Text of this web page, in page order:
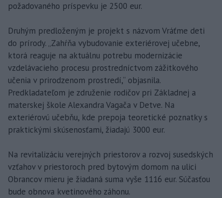
požadovaného príspevku je 2500 eur.
Druhým predloženým je projekt s názvom Vráťme deti
do prírody. „Zahŕňa vybudovanie exteriérovej učebne,
ktorá reaguje na aktuálnu potrebu modernizácie
vzdelávacieho procesu prostredníctvom zážitkového
učenia v prirodzenom prostredí,“ objasnila.
Predkladateľom je združenie rodičov pri Základnej a
materskej škole Alexandra Vagača v Detve. Na
exteriérovú učebňu, kde prepoja teoretické poznatky s
praktickými skúsenosťami, žiadajú 3000 eur.
Na revitalizáciu verejných priestorov a rozvoj susedských
vzťahov v priestoroch pred bytovým domom na ulici
Obrancov mieru je žiadaná suma vyše 1116 eur. Súčasťou
bude obnova kvetinového záhonu.